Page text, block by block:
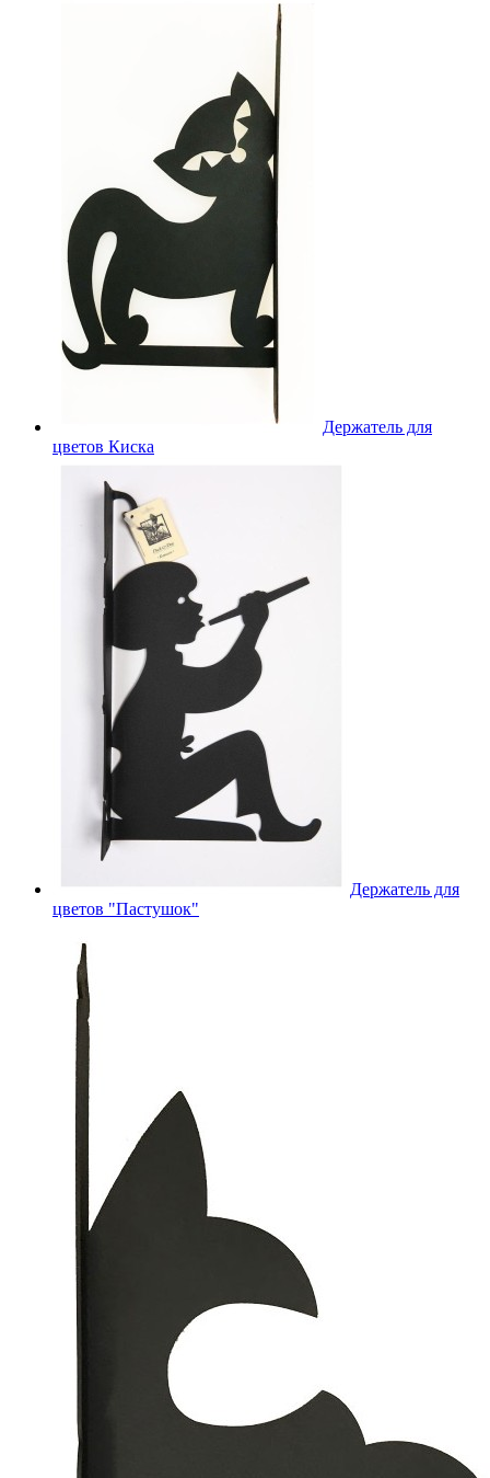
Держатель для
цветов Киска
Держатель для
цветов "Пастушок"